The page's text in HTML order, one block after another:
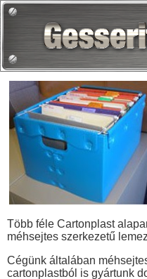
Több féle Cartonplast
méhsejtes szerkezetű
Cégünk általában
cartonplastból is gyártunk